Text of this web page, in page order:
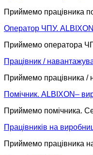
Приймемо працівника
Оператор ЧПУ.
Приймемо оператора
Працівник /
Приймемо працівника /
Помічник. ALBIXON–
Приймемо помічника.
Працівників на
Приймемо працівника